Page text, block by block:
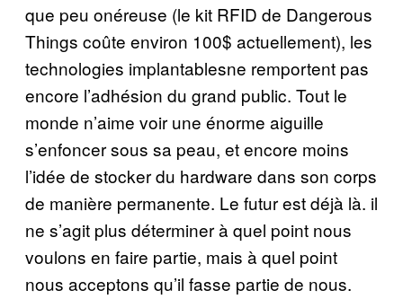
que peu onéreuse (le kit RFID de Dangerous
Things coûte environ 100$ actuellement), les
technologies implantablesne remportent pas
encore l’adhésion du grand public. Tout le
monde n’aime voir une énorme aiguille
s’enfoncer sous sa peau, et encore moins
l’idée de stocker du hardware dans son corps
de manière permanente. Le futur est déjà là. il
ne s’agit plus déterminer à quel point nous
voulons en faire partie, mais à quel point
nous acceptons qu’il fasse partie de nous.